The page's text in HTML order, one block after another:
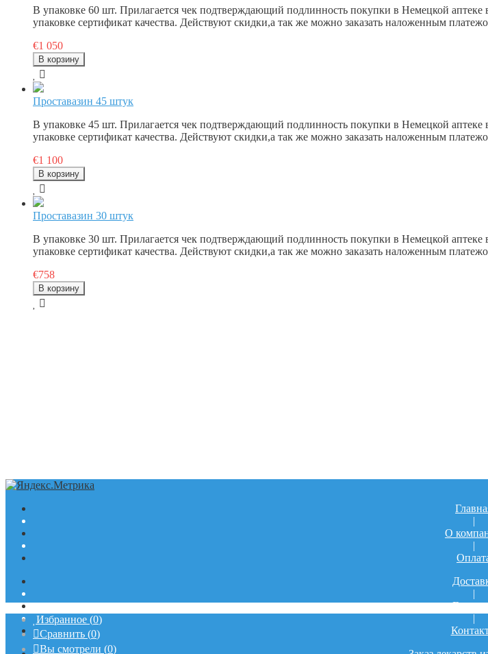
В упаковке 60 шт. Прилагается чек подтверждающий подлинность покупки в Немецкой
упаковке сертификат качества. Действуют скидки,а так же можно заказать наложенным
€1 050
Проставазин 45 штук
В упаковке 45 шт. Прилагается чек подтверждающий подлинность покупки в Немецкой
упаковке сертификат качества. Действуют скидки,а так же можно заказать наложенным
€1 100
Проставазин 30 штук
В упаковке 30 шт. Прилагается чек подтверждающий подлинность покупки в Немецкой
упаковке сертификат качества. Действуют скидки,а так же можно заказать наложенным
€758
|
О
|
|
|
Избранное (0)
Сравнить (0)
Вы смотрели (0)